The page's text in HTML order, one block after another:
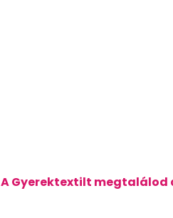
A Gyerektextilt megtalálod